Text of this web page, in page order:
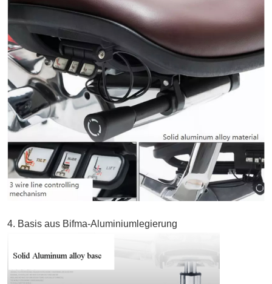
4. Basis aus Bifma-Aluminiumlegierung